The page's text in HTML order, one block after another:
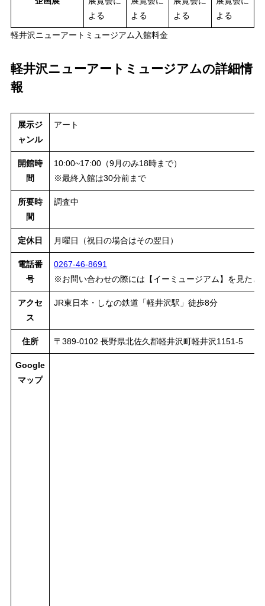
よる
よる
よる
よる
軽井沢ニューアートミュージアム入館料金
軽井沢ニューアートミュージアムの詳細情
報
展示ジ
ャンル
アート
開館時
間
10:00~17:00（9月のみ18時まで）
※最終入館は30分前まで
所要時
間
調査中
定休日 月曜日（祝日の場合はその翌日）
電話番
号
0267-46-8691
※お問い合わせの際には【イーミュージアム】を見たと
アクセ
ス
JR東日本・しなの鉄道「軽井沢駅」徒歩8分
住所 〒389-0102 長野県北佐久郡軽井沢町軽井沢1151-5
Google
マップ